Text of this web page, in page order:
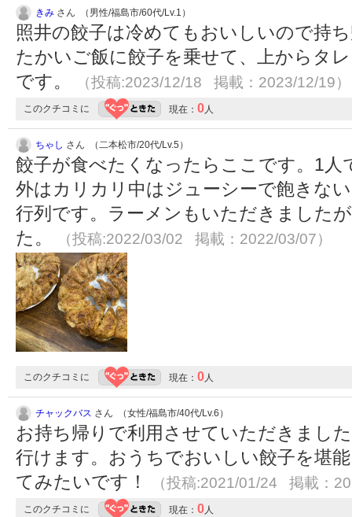
きみ さん （男性/福島市/60代/Lv.1）
照井の餃子は冷めてもおいしいので持
たかいご飯に餃子を乗せて、上からタ
です。
（投稿:2023/12/18 掲載：2023/12/19）
このクチコミに 現在： 0人
ちゃし さん （二本松市/20代/Lv.5）
餃子が食べたくなったらここです。1人
外はカリカリ中はジューシーで飽きな
行列です。ラーメンもいただきました
た。
（投稿:2022/03/02 掲載：2022/03/07）
このクチコミに 現在： 0人
チャックバス さん （女性/福島市/40代/Lv.6）
お持ち帰りで利用させていただきまし
行けます。おうちでおいしい餃子を堪
てみたいです！
（投稿:2021/01/24 掲載：
このクチコミに 現在： 0人